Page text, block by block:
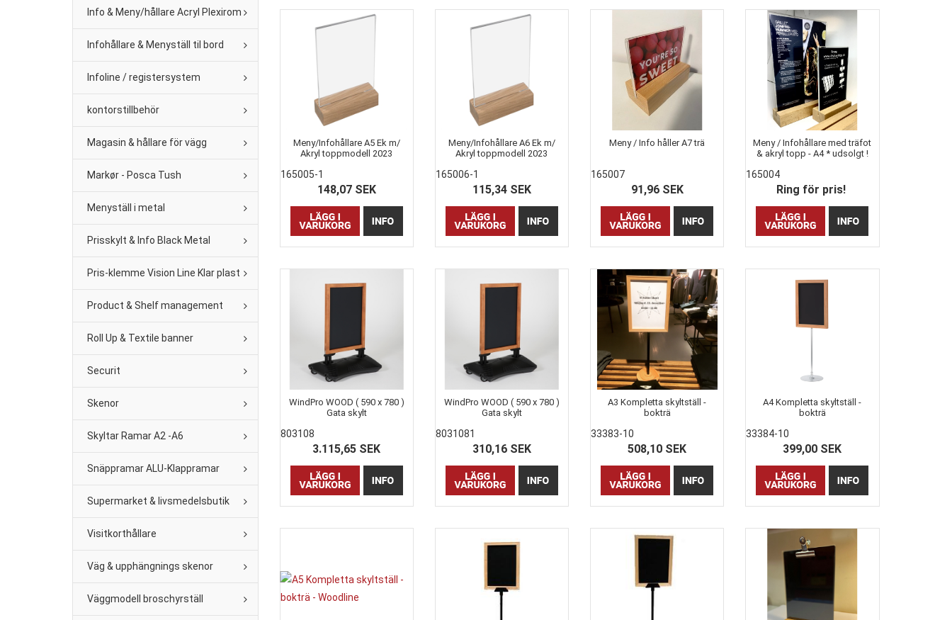
Meny/Infohållare A5 Ek m/
Akryl toppmodell 2023
165005-1
148,07 SEK
Meny/Infohållare A6 Ek m/
Akryl toppmodell 2023
165006-1
115,34 SEK
Meny / Info håller A7 trä
165007
91,96 SEK
Meny / Infohållare med träfot
& akryl topp - A4 * udsolgt !
165004
Ring för pris!
WindPro WOOD ( 590 x 780 )
Gata skylt
803108
3.115,65 SEK
WindPro WOOD ( 590 x 780 )
Gata skylt
8031081
310,16 SEK
A3 Kompletta skyltställ -
bokträ
33383-10
508,10 SEK
A4 Kompletta skyltställ -
bokträ
33384-10
399,00 SEK
Info & Meny/hållare Acryl Plexirom
Infohållare & Menyställ til bord
Infoline / registersystem
kontorstillbehör
Magasin & hållare för vägg
Markør - Posca Tush
Menyställ i metal
Prisskylt & Info Black Metal
Pris-klemme Vision Line Klar plast
Product & Shelf management
Roll Up & Textile banner
Securit
Skenor
Skyltar Ramar A2 -A6
Snäppramar ALU-Klappramar
Supermarket & livsmedelsbutik
Visitkorthållare
Väg & upphängnings skenor
Väggmodell broschyrställ